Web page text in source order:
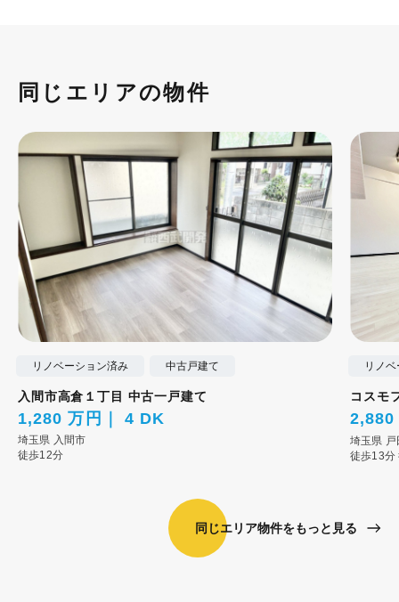
同じエリアの物件
リノベーション済み 中古戸建て
入間市高倉１丁目 中古一戸建て
1,280 万円 4 DK
埼玉県 入間市
徒歩12分
リノ
コスモ
2,880
埼玉県
徒歩13分
同じエリア物件をもっと見る